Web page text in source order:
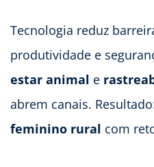
Tecnologia reduz
produtividade e
estar animal e
abrem canais.
feminino rural com